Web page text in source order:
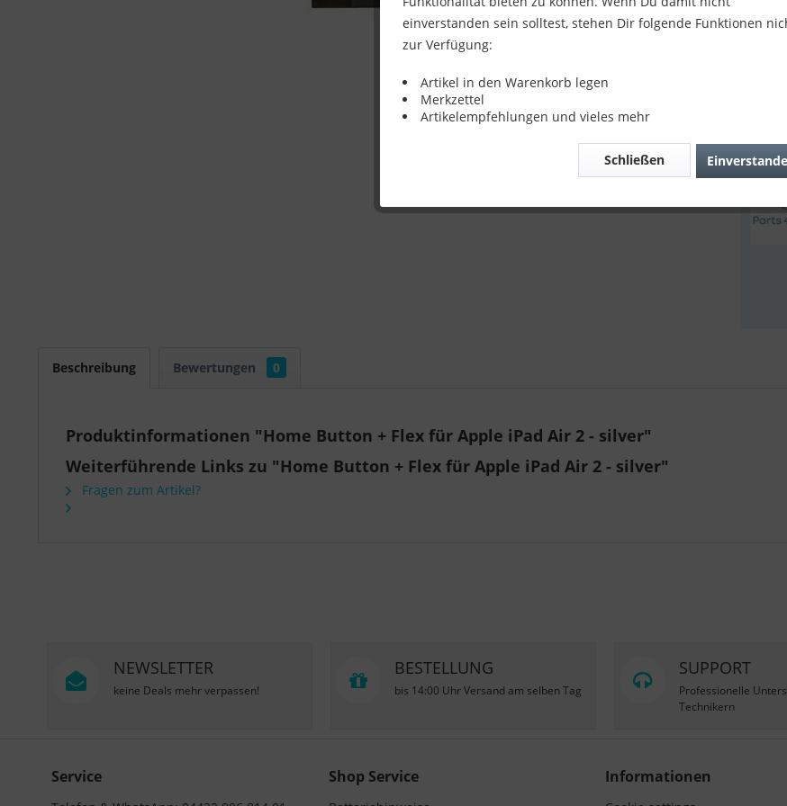
inkl.
Beschreibung Bewertungen 0
Produktinformationen "Home Button + Flex für Apple iPad Air 2 - silver"
Weiterführende Links zu "Home Button + Flex für Apple iPad Air 2 - silver"
Fragen zum Artikel?
NEWSLETTER
keine Deals mehr verpassen!
BESTELLUNG
bis 14:00 Uhr Versand am selben Tag
SUPPORT
Professionelle
Technikern
Service Shop Service Informationen
einverstanden sein solltest, stehen Dir folgende Funktionen
zur Verfügung:
Artikel in den Warenkorb legen
Merkzettel
Artikelempfehlungen und vieles mehr
Schließen